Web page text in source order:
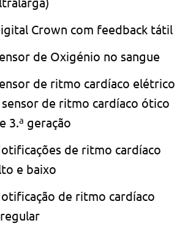
Crown com feedback tátil
de Oxigénio no sangue
de ritmo cardíaco elétrico
sensor de ritmo cardíaco ótico
3.ª geração
de ritmo cardíaco
e baixo
de ritmo cardíaco